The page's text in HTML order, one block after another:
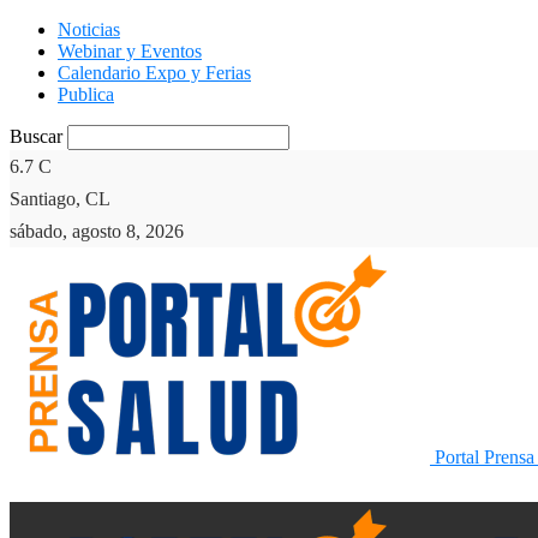
Noticias
Webinar y Eventos
Calendario Expo y Ferias
Publica
Buscar
6.7 C
Santiago, CL
sábado, agosto 8, 2026
Portal